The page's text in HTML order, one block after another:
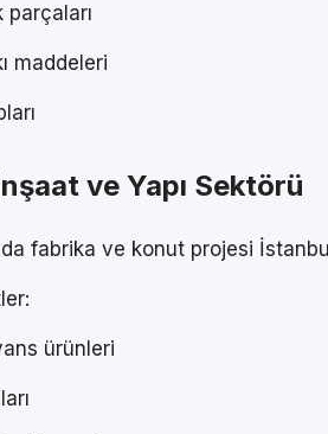
maddeleri
ve Yapı Sektörü
fabrika ve konut projesi
ürünleri